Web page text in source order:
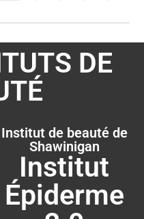
DE
Institut de beauté de
Shawinigan
Institut
Épiderme